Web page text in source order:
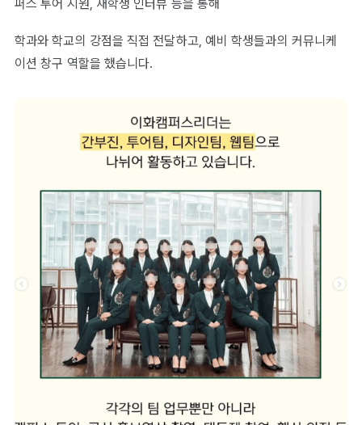
퍼스 투어 지원, 재학생 인터뷰 등을 통해
학과와 학교의 강점을 직접 전달하고, 예비 학생들과의 커뮤니케
이션 창구 역할을 했습니다.